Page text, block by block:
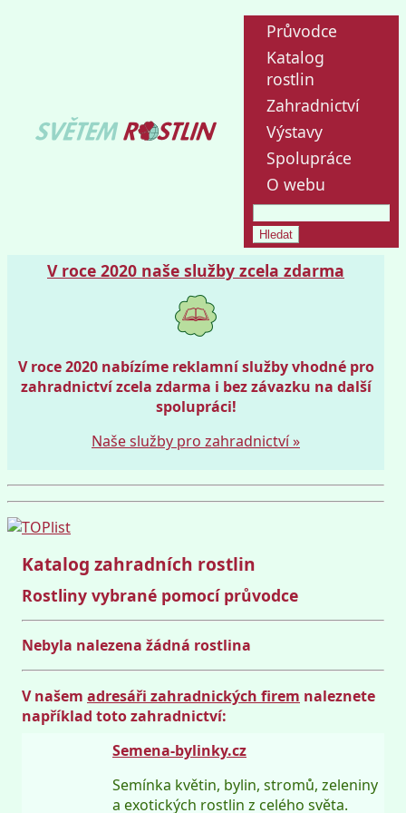
Průvodce
Katalog
rostlin
Zahradnictví
Výstavy
Spolupráce
O webu
V roce 2020 naše služby zcela zdarma
V roce 2020 nabízíme reklamní služby vhodné pro
zahradnictví zcela zdarma i bez závazku na další
spolupráci!
Naše služby pro zahradnictví »
Katalog zahradních rostlin
Rostliny vybrané pomocí průvodce
Nebyla nalezena žádná rostlina
V našem adresáři zahradnických firem naleznete
například toto zahradnictví:
Semena-bylinky.cz
Semínka květin, bylin, stromů, zeleniny
a exotických rostlin z celého světa.